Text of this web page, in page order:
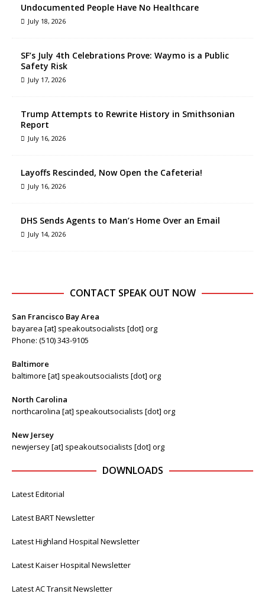
Undocumented People Have No Healthcare
July 18, 2026
SF’s July 4th Celebrations Prove: Waymo is a Public
Safety Risk
July 17, 2026
Trump Attempts to Rewrite History in Smithsonian
Report
July 16, 2026
Layoffs Rescinded, Now Open the Cafeteria!
July 16, 2026
DHS Sends Agents to Man’s Home Over an Email
July 14, 2026
CONTACT SPEAK OUT NOW
San Francisco Bay Area
bayarea [at] speakoutsocialists [dot] org
Phone: (510) 343-9105
Baltimore
baltimore [at] speakoutsocialists [dot] org
North Carolina
northcarolina [at] speakoutsocialists [dot] org
New Jersey
newjersey [at] speakoutsocialists [dot] org
DOWNLOADS
Latest Editorial
Latest BART Newsletter
Latest Highland Hospital Newsletter
Latest Kaiser Hospital Newsletter
Latest AC Transit Newsletter